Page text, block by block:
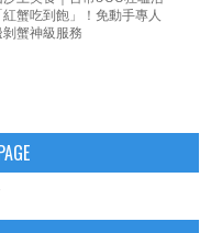
紅蟹吃到飽」！免動手專人
剝蟹神級服務